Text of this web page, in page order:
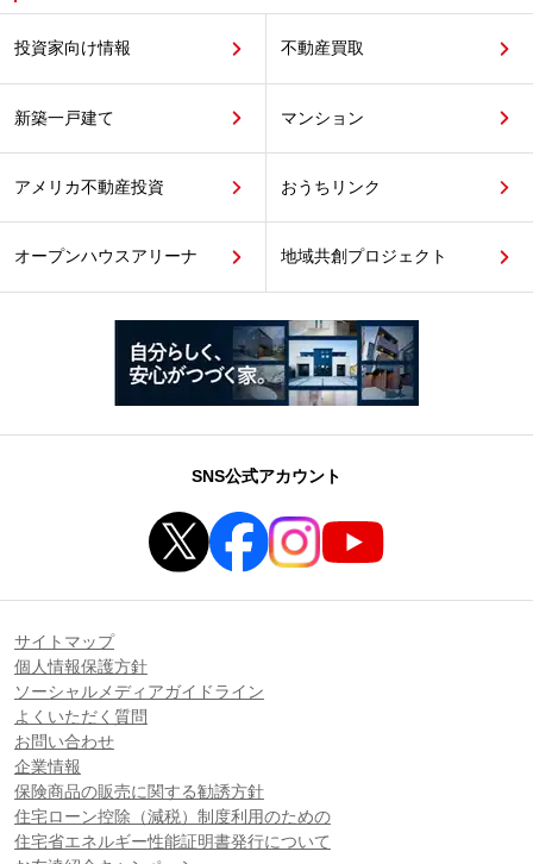
投資家向け情報 不動産買取
新築一戸建て マンション
アメリカ不動産投資 おうちリンク
オープンハウスアリーナ 地域共創プロジェクト
SNS公式アカウント
サイトマップ
個人情報保護方針
ソーシャルメディアガイドライン
よくいただく質問
お問い合わせ
企業情報
保険商品の販売に関する勧誘方針
住宅ローン控除（減税）制度利用のための
住宅省エネルギー性能証明書発行について